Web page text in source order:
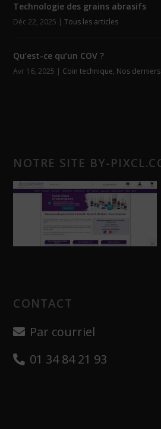
Technologie des grains abrasifs
Déc 22, 2025 |Tous les articles
Qu’est-ce qu’un COV ?
Avr 16, 2025 | Coin technique, Nos
NOTRE SITE BY-
CONTACT
Par courriel
01 34 84 21 93